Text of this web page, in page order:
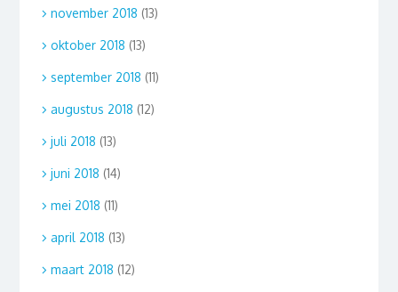
november 2018 (13)
oktober 2018 (13)
september 2018 (11)
augustus 2018 (12)
juli 2018 (13)
juni 2018 (14)
mei 2018 (11)
april 2018 (13)
maart 2018 (12)